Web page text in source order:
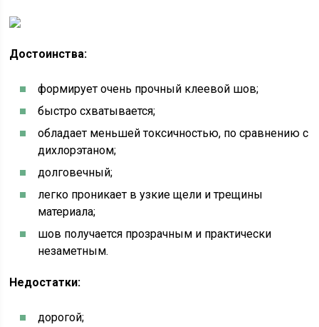
Достоинства:
формирует очень прочный клеевой шов;
быстро схватывается;
обладает меньшей токсичностью, по сравнению с
дихлорэтаном;
долговечный;
легко проникает в узкие щели и трещины
материала;
шов получается прозрачным и практически
незаметным.
Недостатки:
дорогой;